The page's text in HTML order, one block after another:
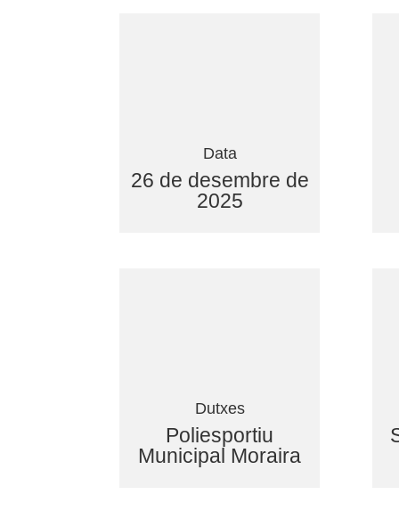
Data
26 de desembre de
2025
Dutxes
Poliesportiu
Municipal Moraira